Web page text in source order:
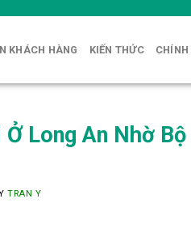
KHÁCH HÀNG KIẾN THỨC CHÍNH
Long An Nhờ
TRAN Y